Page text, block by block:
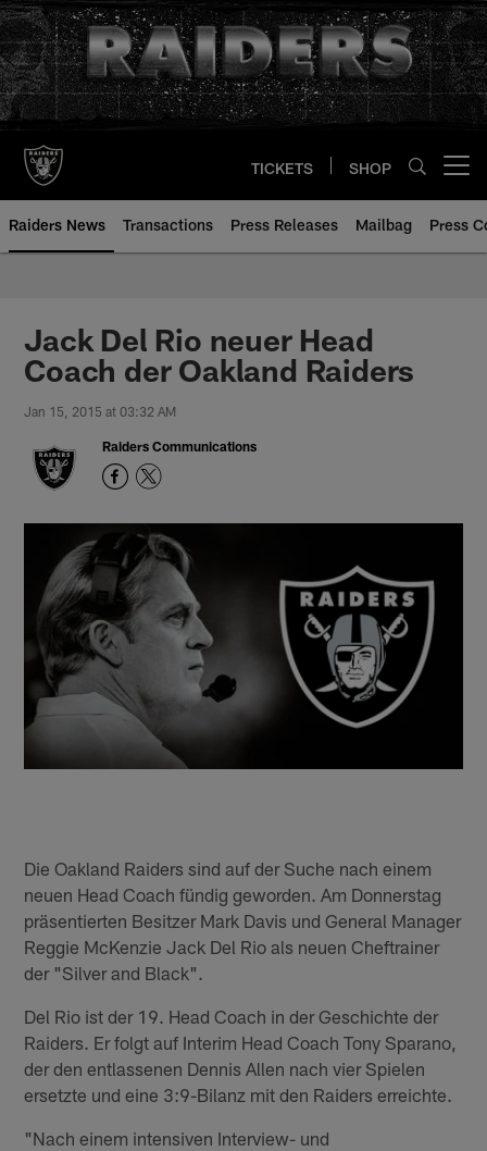
Skip
to
main
content
TICKETS SHOP
Raiders News Transactions Press Releases Mailbag Press
Jack Del Rio neuer Head
Coach der Oakland Raiders
Jan 15, 2015 at 03:32 AM
Raiders Communications
Die Oakland Raiders sind auf der Suche nach einem
neuen Head Coach fündig geworden. Am Donnerstag
präsentierten Besitzer Mark Davis und General Manager
Reggie McKenzie Jack Del Rio als neuen Cheftrainer
der "Silver and Black".
Del Rio ist der 19. Head Coach in der Geschichte der
Raiders. Er folgt auf Interim Head Coach Tony Sparano,
der den entlassenen Dennis Allen nach vier Spielen
ersetzte und eine 3:9-Bilanz mit den Raiders erreichte.
"Nach einem intensiven Interview- und